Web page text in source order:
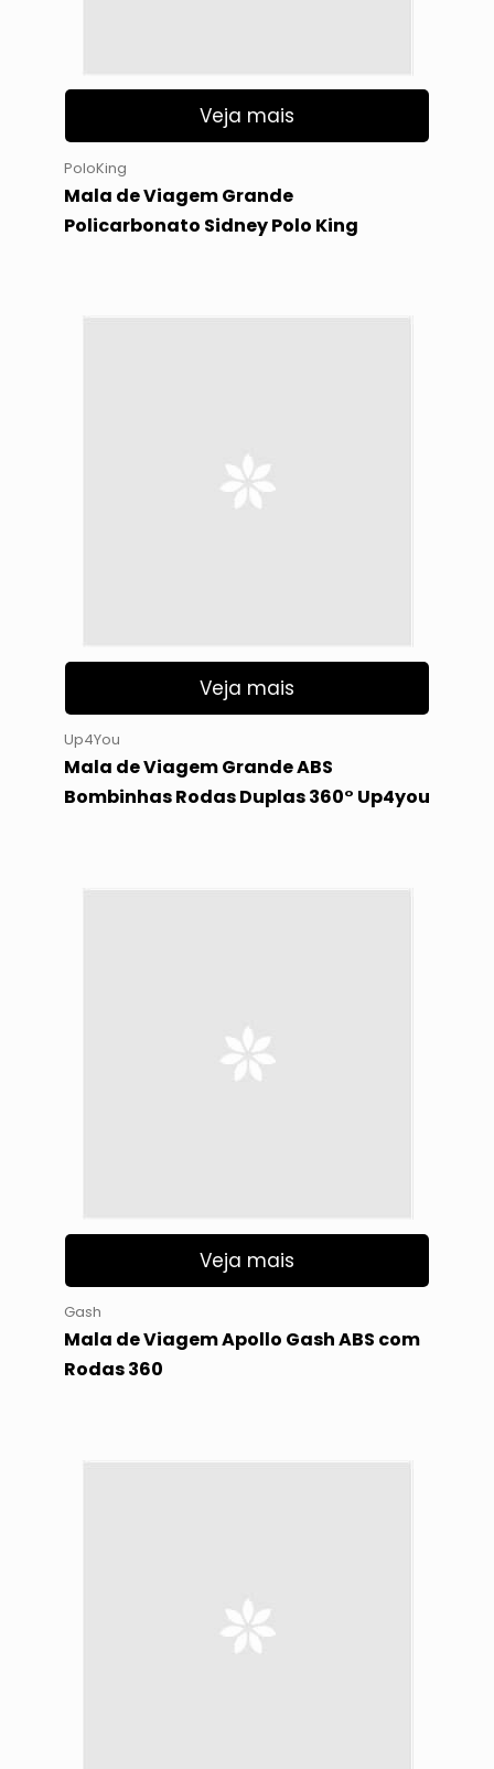
Veja mais
PoloKing
Mala de Viagem Grande
Policarbonato Sidney Polo King
Veja mais
Up4You
Mala de Viagem Grande ABS
Bombinhas Rodas Duplas 360° Up4you
Veja mais
Gash
Mala de Viagem Apollo Gash ABS com
Rodas 360